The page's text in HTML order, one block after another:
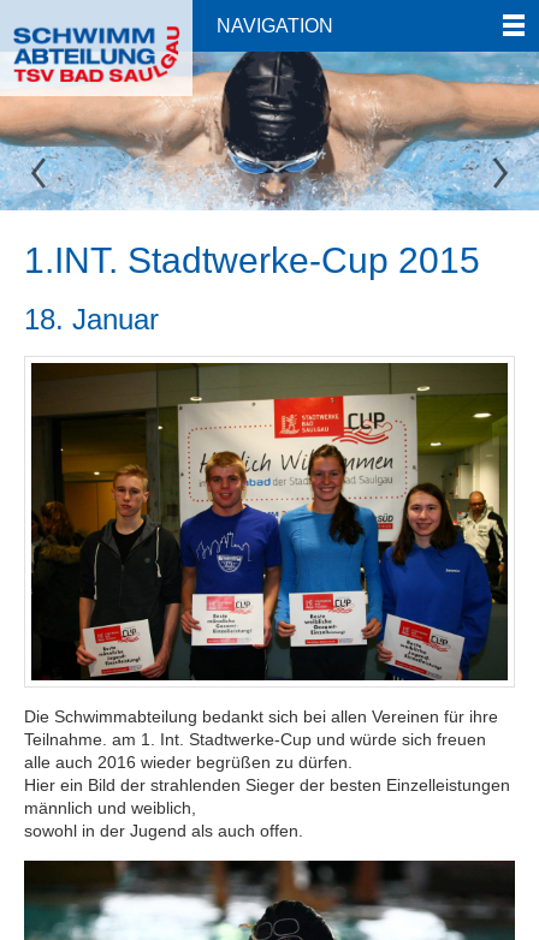
NAVIGATION
1.INT. Stadtwerke-Cup 2015
18. Januar
Die Schwimmabteilung bedankt sich bei allen Vereinen für ihre
Teilnahme. am 1. Int. Stadtwerke-Cup und würde sich freuen
alle auch 2016 wieder begrüßen zu dürfen.
Hier ein Bild der strahlenden Sieger der besten Einzelleistungen
männlich und weiblich,
sowohl in der Jugend als auch offen.